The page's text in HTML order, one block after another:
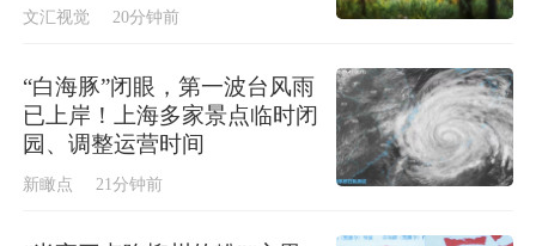
文汇视觉 20分钟前
“白海豚”闭眼，第一波台风雨
已上岸！上海多家景点临时闭
园、调整运营时间
新瞰点 21分钟前